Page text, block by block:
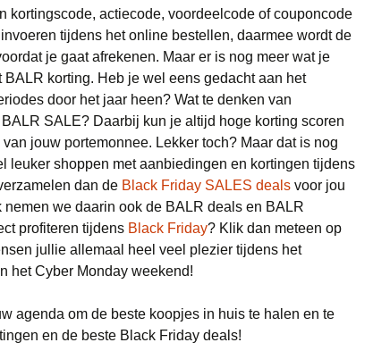
Witgoed deals
kortingscode, actiecode, voordeelcode of couponcode
tijdens het online bestellen, daarmee wordt de
je gaat afrekenen. Maar er is nog meer wat je
BALR korting. Heb je wel eens gedacht aan het
door het jaar heen? Wat te denken van
SALE? Daarbij kun je altijd hoge korting scoren
jouw portemonnee. Lekker toch? Maar dat is nog
leuker shoppen met aanbiedingen en kortingen tijdens
dan de Black Friday SALES deals voor jou
we daarin ook de BALR deals en BALR
profiteren tijdens Black Friday? Klik dan meteen op
jullie allemaal heel veel plezier tijdens het
het Cyber Monday weekend!
agenda om de beste koopjes in huis te halen en te
en de beste Black Friday deals!